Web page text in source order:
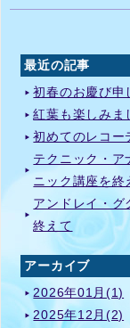
最近の記事
初春のお慶び申
紅葉も楽しみま
初めてのレコー
テクニック・ア
ニック講座を終
アンドレイ・グ
終えて
アーカイブ
2026年01月(1)
2025年12月(2)